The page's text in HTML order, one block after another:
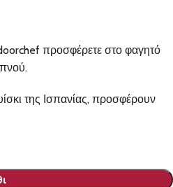
προσφέρετε στο φαγητό
της Ισπανίας, προσφέρουν